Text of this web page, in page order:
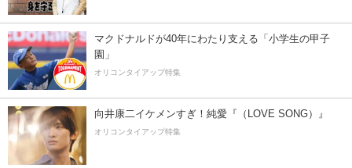
マクドナルドが40年にわたり支える「小学生の甲子
園」
オリコンタイアップ特集
向井康二イケメンすぎ！純愛『（LOVE SONG）』
オリコンタイアップ特集